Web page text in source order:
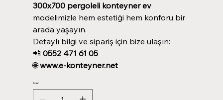
300x700 pergoleli konteyner ev
modelimizle hem estetiği hem konforu bir
arada yaşayın.
Detaylı bilgi ve sipariş için bize ulaşın:
📲 0552 471 61 05
🌐www.e-konteyner.net
Adet